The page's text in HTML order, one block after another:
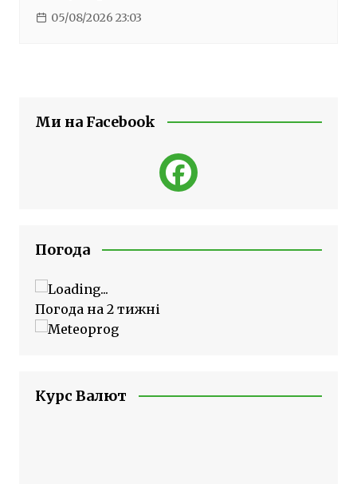
05/08/2026 23:03
Ми на Facebook
Погода
Погода на 2 тижні
Курс Валют